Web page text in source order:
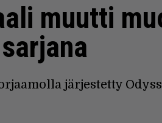
muutti
järjestetty